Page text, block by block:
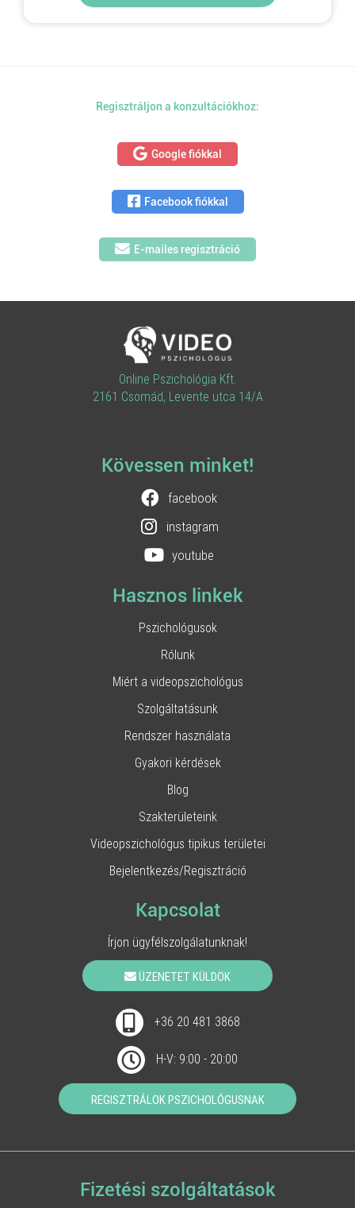
Regisztráljon a konzultációkhoz:
Google fiókkal
Facebook fiókkal
E-mailes regisztráció
Online Pszichológia Kft.
2161 Csomád, Levente utca 14/A
Kövessen minket!
facebook
instagram
youtube
Hasznos linkek
Pszichológusok
Rólunk
Miért a videopszichológus
Szolgáltatásunk
Rendszer használata
Gyakori kérdések
Blog
Szakterületeink
Videopszichológus tipikus területei
Bejelentkezés/Regisztráció
Kapcsolat
Írjon ügyfélszolgálatunknak!
ÜZENETET KÜLDÖK
+36 20 481 3868
H-V: 9:00 - 20:00
REGISZTRÁLOK PSZICHOLÓGUSNAK
Fizetési szolgáltatások